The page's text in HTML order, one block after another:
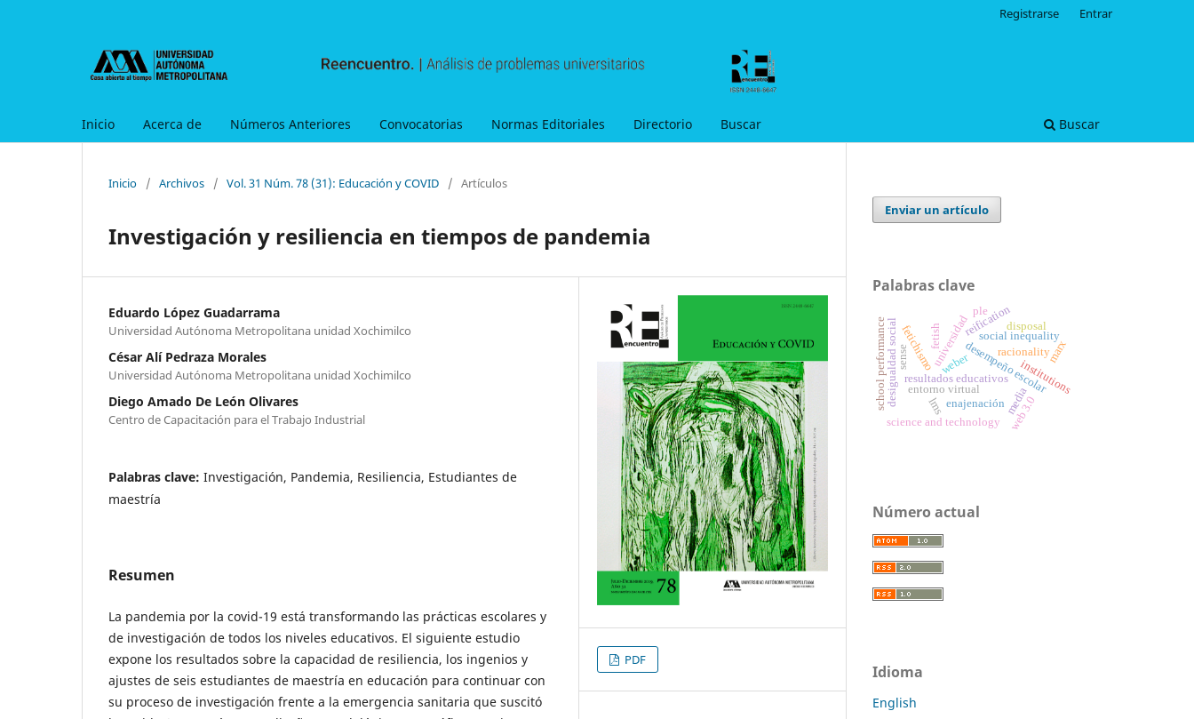
Inicio Acerca de Números Anteriores Convocatorias Normas Editoriales Directorio Buscar Buscar
Registrarse Entrar
Inicio / Archivos / Vol. 31 Núm. 78 (31): Educación y COVID / Artículos
Investigación y resiliencia en tiempos de pandemia
Eduardo López Guadarrama
Universidad Autónoma Metropolitana unidad Xochimilco
César Alí Pedraza Morales
Universidad Autónoma Metropolitana unidad Xochimilco
Diego Amado De León Olivares
Centro de Capacitación para el Trabajo Industrial
Palabras clave: Investigación, Pandemia, Resiliencia, Estudiantes de
maestría
Resumen
La pandemia por la covid-19 está transformando las prácticas escolares y
de investigación de todos los niveles educativos. El siguiente estudio
expone los resultados sobre la capacidad de resiliencia, los ingenios y
ajustes de seis estudiantes de maestría en educación para continuar con
su proceso de investigación frente a la emergencia sanitaria que suscitó
PDF
Enviar un artículo
Palabras clave
universidad
fetichismo
resultados educativos
desempeño escolar
social inequality
desigualdad social racionality
weber institutions
fetish disposal
reification
enajenación
marx
media
science and technology
ple
lms
entorno virtual
web 3.0
school performance sense
Número actual
Idioma
English